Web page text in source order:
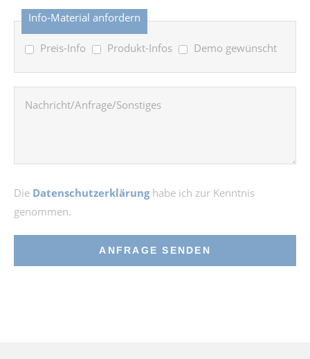
Info-Material anfordern
Preis-Info Produkt-Infos Demo gewünscht
Die Datenschutzerklärunghabe ich zur Kenntnis
genommen.
ANFRAGE SENDEN